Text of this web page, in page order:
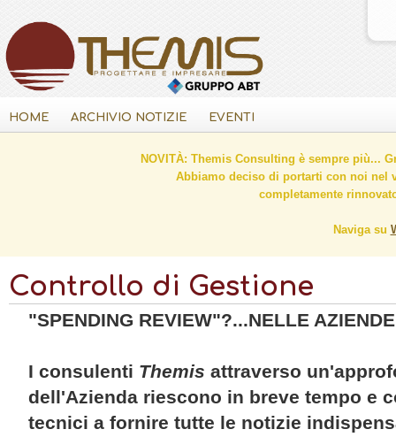
HOME ARCHIVIO NOTIZIE EVENTI
NOVITÀ: Themis Consulting è sempre più...
Abbiamo deciso di portarti con noi nel
completamente
Naviga su
Controllo di Gestione
"SPENDING REVIEW"?...NELLE
I consulenti Themis attraverso
dell'Azienda riescono in breve tempo e
tecnici a fornire tutte le notizie